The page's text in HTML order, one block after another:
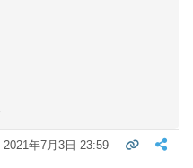
2021年7月3日 23:59